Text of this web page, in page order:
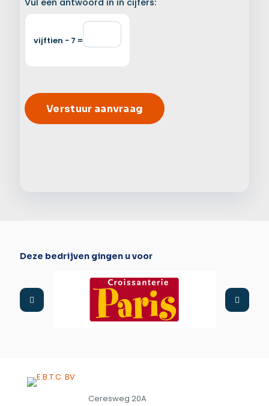
Vul een antwoord in in cijfers:
vijftien − 7 =
Deze bedrijven gingen u voor
Ceresweg 20A